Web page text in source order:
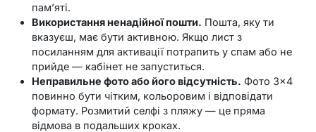
пам’яті.
Використання ненадійної пошти. Пошта, яку ти
вказуєш, має бути активною. Якщо лист з
посиланням для активації потрапить у спам або не
прийде — кабінет не запуститься.
Неправильне фото або його відсутність. Фото 3×4
повинно бути чітким, кольоровим і відповідати
формату. Розмитий селфі з пляжу — це пряма
відмова в подальших кроках.